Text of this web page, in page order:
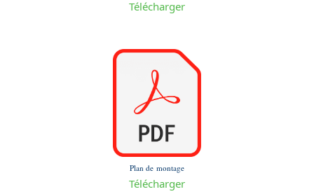
Télécharger
Plan de montage
Télécharger